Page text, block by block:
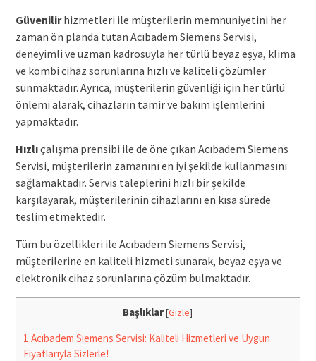
Güvenilirhizmetleri ile müşterilerin memnuniyetini her
zaman ön planda tutan Acıbadem Siemens Servisi,
deneyimli ve uzman kadrosuyla her türlü beyaz eşya, klima
ve kombi cihaz sorunlarına hızlı ve kaliteli çözümler
sunmaktadır. Ayrıca, müşterilerin güvenliği için her türlü
önlemi alarak, cihazların tamir ve bakım işlemlerini
yapmaktadır.
Hızlıçalışma prensibi ile de öne çıkan Acıbadem Siemens
Servisi, müşterilerin zamanını en iyi şekilde kullanmasını
sağlamaktadır. Servis taleplerini hızlı bir şekilde
karşılayarak, müşterilerinin cihazlarını en kısa sürede
teslim etmektedir.
Tüm bu özellikleri ile Acıbadem Siemens Servisi,
müşterilerine en kaliteli hizmeti sunarak, beyaz eşya ve
elektronik cihaz sorunlarına çözüm bulmaktadır.
Başlıklar[Gizle]
1 Acıbadem Siemens Servisi: Kaliteli Hizmetleri ve Uygun
Fiyatlarıyla Sizlerle!